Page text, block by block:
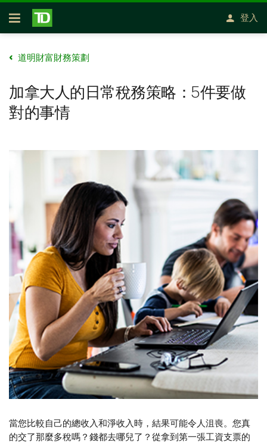
略過進入主要內容
開放式房屋貸款
登入
道明財富財務策劃
加拿大人的日常稅務策略：5件要做
對的事情
當您比較自己的總收入和淨收入時，結果可能令人沮喪。您真
的交了那麼多稅嗎？錢都去哪兒了？從拿到第一張工資支票的